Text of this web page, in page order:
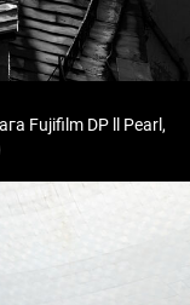
Fujifilm DP ll Pearl,